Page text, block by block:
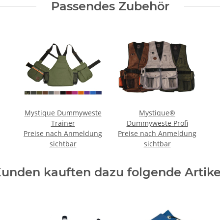
Passendes Zubehör
Mystique Dummyweste
Trainer
Preise nach Anmeldung
sichtbar
Mystique®
Dummyweste Profi
Preise nach Anmeldung
sichtbar
kauften dazu folgende